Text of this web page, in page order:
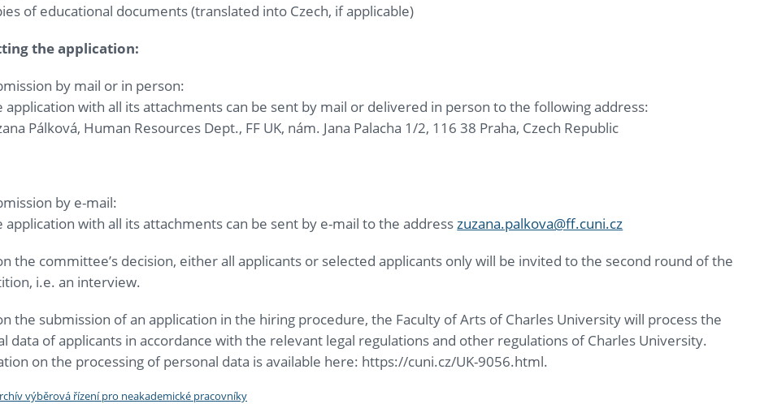
of educational documents (translated into Czech, if applicable)
the application:
by mail or in person:
application with all its attachments can be sent by mail or delivered in person to the following address:
Pálková, Human Resources Dept., FF UK, nám. Jana Palacha 1/2, 116 38 Praha, Czech Republic
by e-mail:
application with all its attachments can be sent by e-mail to the addresszuzana.palkova@ff.cuni.cz
the committee’s decision, either all applicants or selected applicants only will be invited to the second round of the
i.e. an interview.
the submission of an application in the hiring procedure, the Faculty of Arts of Charles University will process the
data of applicants in accordance with the relevant legal regulations and other regulations of Charles University.
on the processing of personal data is available here: https://cuni.cz/UK-9056.html.
výběrová řízení pro neakademické pracovníky